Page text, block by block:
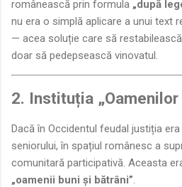
românească prin formula „după
nu era o simplă aplicare a unui text
— acea soluție care să
doar să pedepsească vinovatul.
2. Instituția „Oamenilor
Dacă în Occidentul feudal justiția
seniorului, în spațiul românesc a
comunitară participativă. Aceasta
„oamenii buni și bătrâni”.